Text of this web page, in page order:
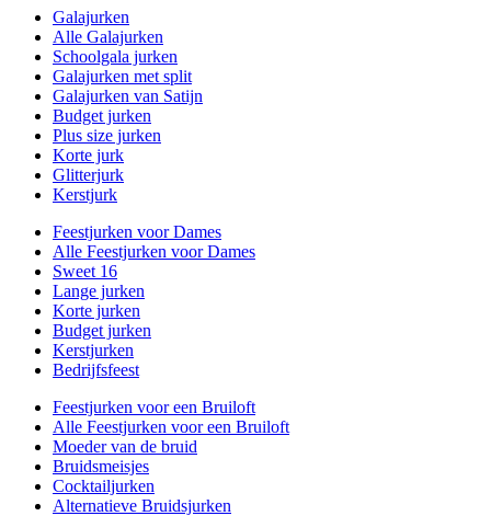
Galajurken
Alle Galajurken
Schoolgala jurken
Galajurken met split
Galajurken van Satijn
Budget jurken
Plus size jurken
Korte jurk
Glitterjurk
Kerstjurk
Feestjurken voor Dames
Alle Feestjurken voor Dames
Sweet 16
Lange jurken
Korte jurken
Budget jurken
Kerstjurken
Bedrijfsfeest
Feestjurken voor een Bruiloft
Alle Feestjurken voor een Bruiloft
Moeder van de bruid
Bruidsmeisjes
Cocktailjurken
Alternatieve Bruidsjurken